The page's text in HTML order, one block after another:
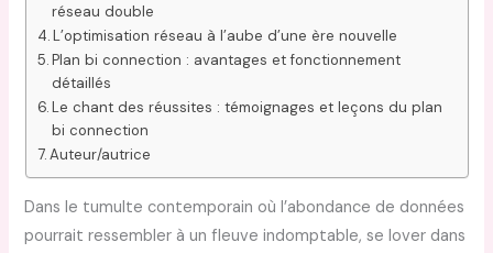
réseau double
L’optimisation réseau à l’aube d’une ère nouvelle
Plan bi connection : avantages et fonctionnement
détaillés
Le chant des réussites : témoignages et leçons du plan
bi connection
Auteur/autrice
Dans le tumulte contemporain où l’abondance de données
pourrait ressembler à un fleuve indomptable, se lover dans